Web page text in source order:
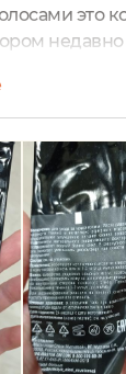
это
недавно
с
я